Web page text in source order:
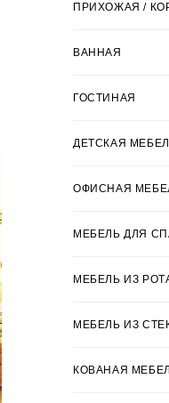
ПРИХОЖАЯ /
ВАННАЯ
ГОСТИНАЯ
ДЕТСКАЯ
ОФИСНАЯ
МЕБЕЛЬ ДЛЯ
МЕБЕЛЬ ИЗ
МЕБЕЛЬ ИЗ
КОВАНАЯ